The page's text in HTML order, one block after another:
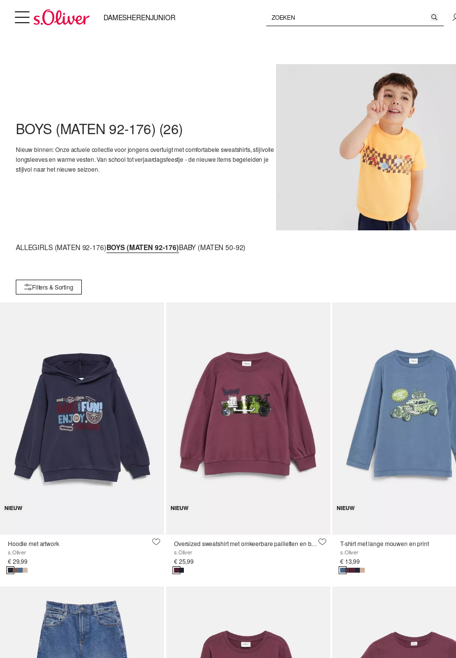
DAMESHERENJUNIOR
BOYS (MATEN 92-176) (26)
Nieuw binnen: Onze actuele collectie voor jongens overtuigt met comfortabele sweatshirts, stijlvolle
longsleeves en warme vesten. Van school tot verjaardagsfeestje - de nieuwe items begeleiden je
stijlvol naar het nieuwe seizoen.
ALLEGIRLS (MATEN 92-176)BOYS (MATEN 92-176)BABY (MATEN 50-92)
Filters & Sorting
NIEUW
Hoodie met artwork
s.Oliver
€ 29,99
NIEUW
Oversized sweatshirt met omkeerbare pailletten en borduursel
s.Oliver
€ 25,99
NIEUW
T-shirt met lange mouwen en print
s.Oliver
€ 13,99